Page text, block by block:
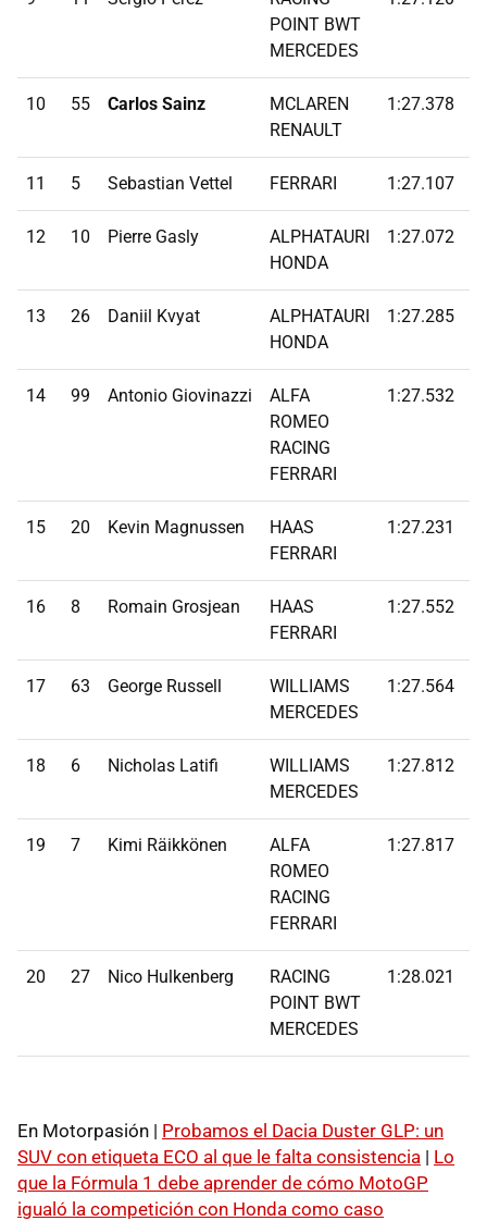
POINT BWT
MERCEDES
10 55 Carlos Sainz
MCLAREN
RENAULT
1:27.378
11 5 Sebastian Vettel FERRARI 1:27.107
12 10 Pierre Gasly
ALPHATAURI
HONDA
1:27.072
13 26 Daniil Kvyat
ALPHATAURI
HONDA
1:27.285
14 99 Antonio Giovinazzi
ALFA
ROMEO
RACING
FERRARI
1:27.532
15 20 Kevin Magnussen
HAAS
FERRARI
1:27.231
16 8 Romain Grosjean
HAAS
FERRARI
1:27.552
17 63 George Russell
WILLIAMS
MERCEDES
1:27.564
18 6 Nicholas Latifi
WILLIAMS
MERCEDES
1:27.812
19 7 Kimi Räikkönen
ALFA
ROMEO
RACING
FERRARI
1:27.817
20 27 Nico Hulkenberg
RACING
POINT BWT
MERCEDES
1:28.021
En Motorpasión | Probamos el Dacia Duster GLP: un
SUV con etiqueta ECO al que le falta consistencia | Lo
que la Fórmula 1 debe aprender de cómo MotoGP
igualó la competición con Honda como caso